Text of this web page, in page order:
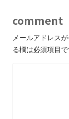
comment
メールアドレス
る欄は必須項目で